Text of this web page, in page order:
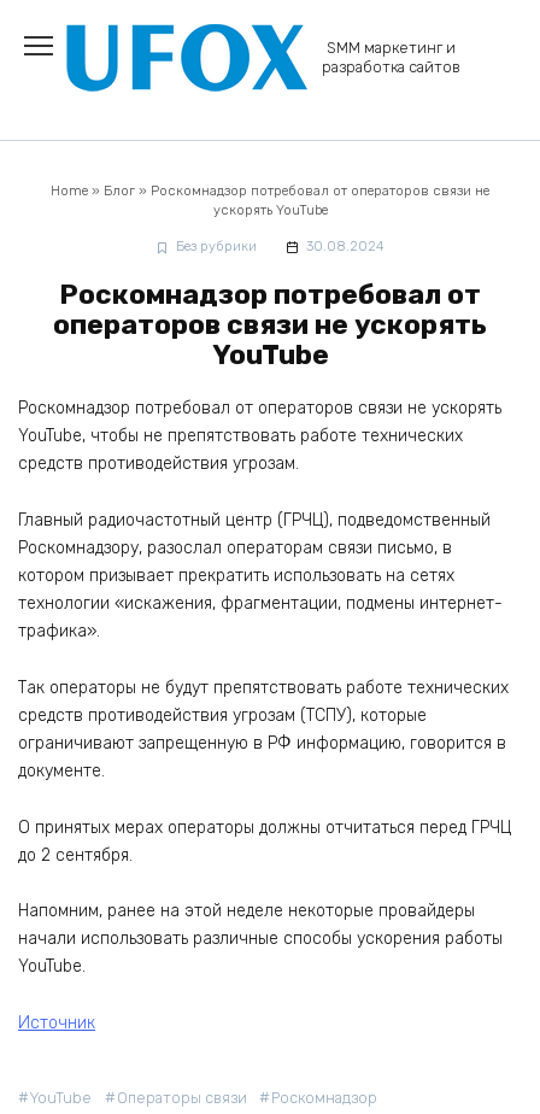
содержанию
SMM маркетинг и
разработка сайтов
Home » Блог » Роскомнадзор потребовал от операторов связи не
ускорять YouTube
Без рубрики 30.08.2024
Роскомнадзор потребовал от
операторов связи не ускорять
YouTube
Роскомнадзор потребовал от операторов связи не ускорять
YouTube, чтобы не препятствовать работе технических
средств противодействия угрозам.
Главный радиочастотный центр (ГРЧЦ), подведомственный
Роскомнадзору, разослал операторам связи письмо, в
котором призывает прекратить использовать на сетях
технологии «искажения, фрагментации, подмены интернет-
трафика».
Так операторы не будут препятствовать работе технических
средств противодействия угрозам (ТСПУ), которые
ограничивают запрещенную в РФ информацию, говорится в
документе.
О принятых мерах операторы должны отчитаться перед ГРЧЦ
до 2 сентября.
Напомним, ранее на этой неделе некоторые провайдеры
начали использовать различные способы ускорения работы
YouTube.
Источник
YouTube Операторы связи Роскомнадзор